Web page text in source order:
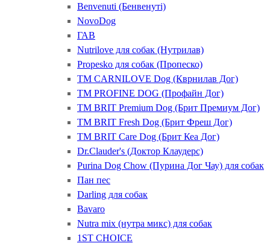
Benvenuti (Бенвенуті)
NovoDog
ГАВ
Nutrilove для собак (Нутрилав)
Propesko для собак (Пропеско)
ТМ CARNILOVE Dog (Кврнилав Дог)
ТМ PROFINE DOG (Профайн Дог)
ТМ BRIT Premium Dog (Брит Премиум Дог)
ТМ BRIT Fresh Dog (Брит Фреш Дог)
ТМ BRIT Care Dog (Брит Кеа Дог)
Dr.Clauder's (Доктор Клаудерс)
Purina Dog Chow (Пурина Дог Чау) для собак
Пан пес
Darling для собак
Bavaro
Nutra mix (нутра микс) для собак
1ST CHOICE